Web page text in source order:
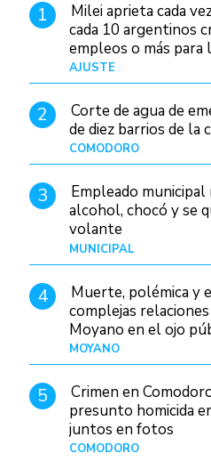
1
Milei aprieta cada
cada 10 argentinos
empleos o más para
AJUSTE
2
Corte de agua de
de diez barrios de la
COMODORO
3
Empleado municipal
alcohol, chocó y se
volante
MUNICIPAL
4
Muerte, polémica y
complejas
Moyano en el ojo
MOYANO
5
Crimen en
presunto homicida
juntos en fotos
COMODORO